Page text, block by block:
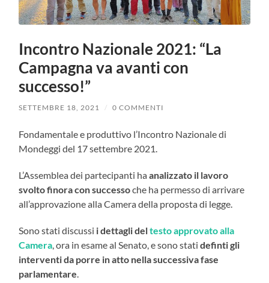
Incontro Nazionale 2021: “La
Campagna va avanti con
successo!”
SETTEMBRE 18, 2021 / 0 COMMENTI
Fondamentale e produttivo l’Incontro Nazionale di
Mondeggi del 17 settembre 2021.
L’Assemblea dei partecipanti haanalizzato il lavoro
svolto finora con successoche ha permesso di arrivare
all’approvazione alla Camera della proposta di legge.
Sono stati discussi i dettagli deltesto approvato alla
Camera , ora in esame al Senato, e sono stati definti gli
interventi da porre in atto nella successiva fase
parlamentare